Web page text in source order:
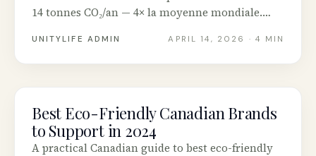
14 tonnes CO₂/an — 4× la moyenne mondiale.
UNITYLIFE ADMIN APRIL 14, 2026 · 4 MIN
SUSTAINABILITY
Best Eco-Friendly Canadian Brands
to Support in 2024
A practical Canadian guide to best eco-friendly